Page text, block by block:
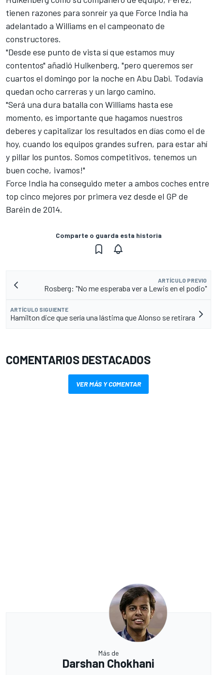
tienen razones para sonreír ya que Force India ha
adelantado a Williams en el campeonato de
constructores.
"Desde ese punto de vista sí que estamos muy
contentos" añadió Hulkenberg, "pero queremos ser
cuartos el domingo por la noche en Abu Dabi. Todavía
quedan ocho carreras y un largo camino.
"Será una dura batalla con Williams hasta ese
momento, es importante que hagamos nuestros
deberes y capitalizar los resultados en días como el de
hoy, cuando los equipos grandes sufren, para estar ahí
y pillar los puntos. Somos competitivos, tenemos un
buen coche, ¡vamos!"
Force India ha conseguido meter a ambos coches entre
top cinco mejores por primera vez desde el GP de
Baréin de 2014.
Comparte o guarda esta historia
ARTÍCULO PREVIO
Rosberg: "No me esperaba ver a Lewis en el podio"
ARTÍCULO SIGUIENTE
Hamilton dice que sería una lástima que Alonso se retirara
COMENTARIOS DESTACADOS
VER MÁS Y COMENTAR
Más de
Darshan Chokhani